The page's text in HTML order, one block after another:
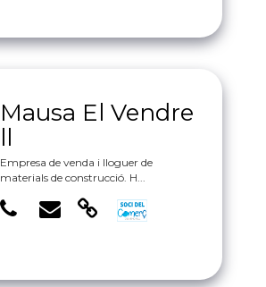
Mausa El Vendre
ll
Empresa de venda i lloguer de
materials de construcció. H...